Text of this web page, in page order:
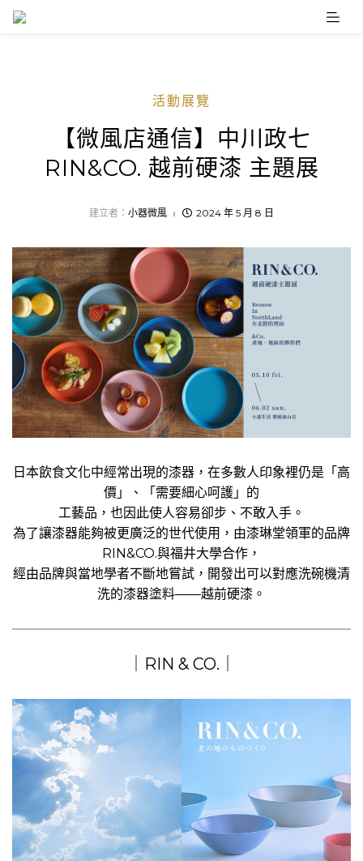
Skip
活動展覽
【微風店通信】中川政七
RIN&CO. 越前硬漆 主題展
建立者： 小器微風 2024 年 5 月 8 日
日本飲食文化中經常出現的漆器，在多數人印象裡仍是「高
價」、「需要細心呵護」的
工藝品，也因此使人容易卻步、不敢入手。
為了讓漆器能夠被更廣泛的世代使用，由漆琳堂領軍的品牌
RIN&CO.與福井大學合作，
經由品牌與當地學者不斷地嘗試，開發出可以對應洗碗機清
洗的漆器塗料——越前硬漆。
｜RIN & CO.｜